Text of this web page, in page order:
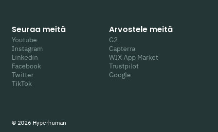
Seuraa meitä
Youtube
Instagram
Linkedin
Facebook
Twitter
TikTok
Arvostele meitä
G2
Capterra
WIX App Market
Trustpilot
Google
© 2026 Hyperhuman